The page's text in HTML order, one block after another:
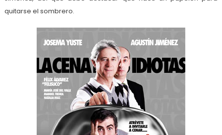
quitarse el sombrero.